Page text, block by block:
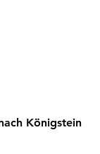
Königstein